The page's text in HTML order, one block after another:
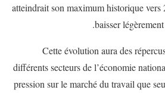
atteindrait son maximum historique vers
baisser
Cette évolution aura des
différents secteurs de l’économie
pression sur le marché du travail que